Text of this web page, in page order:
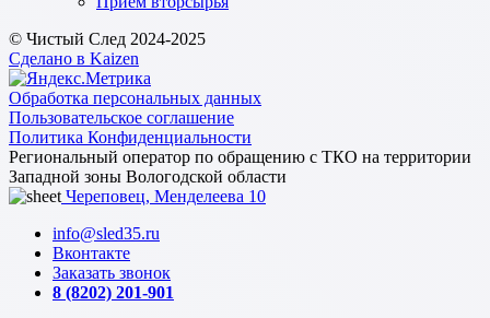
© Чистый След 2024-2025
Сделано в Kaizen
Обработка персональных данных
Пользовательское соглашение
Политика Конфиденциальности
Региональный оператор по обращению с ТКО на территории
Западной зоны Вологодской области
Череповец, Менделеева 10
info@sled35.ru
Вконтакте
Заказать звонок
8 (8202) 201-901